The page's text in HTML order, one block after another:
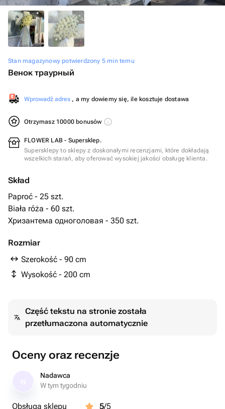
Stan magazynowy potwierdzony 5 min temu
Венок траурный
Wprowadź adres , a my dowiemy się, ile kosztuje dostawa
Otrzymasz 10000 bonusów
FLOWER LAB - Supersklep.
Supersklepy to sklepy z doskonałymi recenzjami, które dokładają
wszelkich starań, aby oferować wysokiej jakości obsługę klienta.
Skład
Paproć - 25 szt.
Biała róża - 60 szt.
Хризантема одноголовая - 350 szt.
Rozmiar
Szerokość - 90 cm
Wysokość - 200 cm
Część tekstu na stronie została
przetłumaczona automatycznie
Oceny oraz recenzje
Nadawca
W tym tygodniu
Obsługa sklepu 5/5